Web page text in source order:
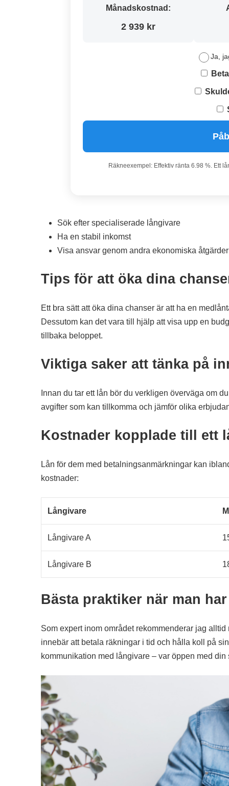
Månadskostnad:
2 939 kr
Ja,
Räkneexempel: Effektiv ränta 6.98 %. Ett
Sök efter specialiserade långivare
Ha en stabil inkomst
Visa ansvar genom andra ekonomiska åtgärder
Tips för att öka dina
Ett bra sätt att öka dina chanser är att ha en
Dessutom kan det vara till hjälp att visa upp en
tillbaka beloppet.
Viktiga saker att tänka på
Innan du tar ett lån bör du verkligen överväga om
avgifter som kan tillkomma och jämför olika
Kostnader kopplade till ett
Lån för dem med betalningsanmärkningar kan
kostnader:
Långivare
Långivare A
Långivare B
Bästa praktiker när man
Som expert inom området rekommenderar jag
innebär att betala räkningar i tid och hålla koll på
kommunikation med långivare – var öppen med